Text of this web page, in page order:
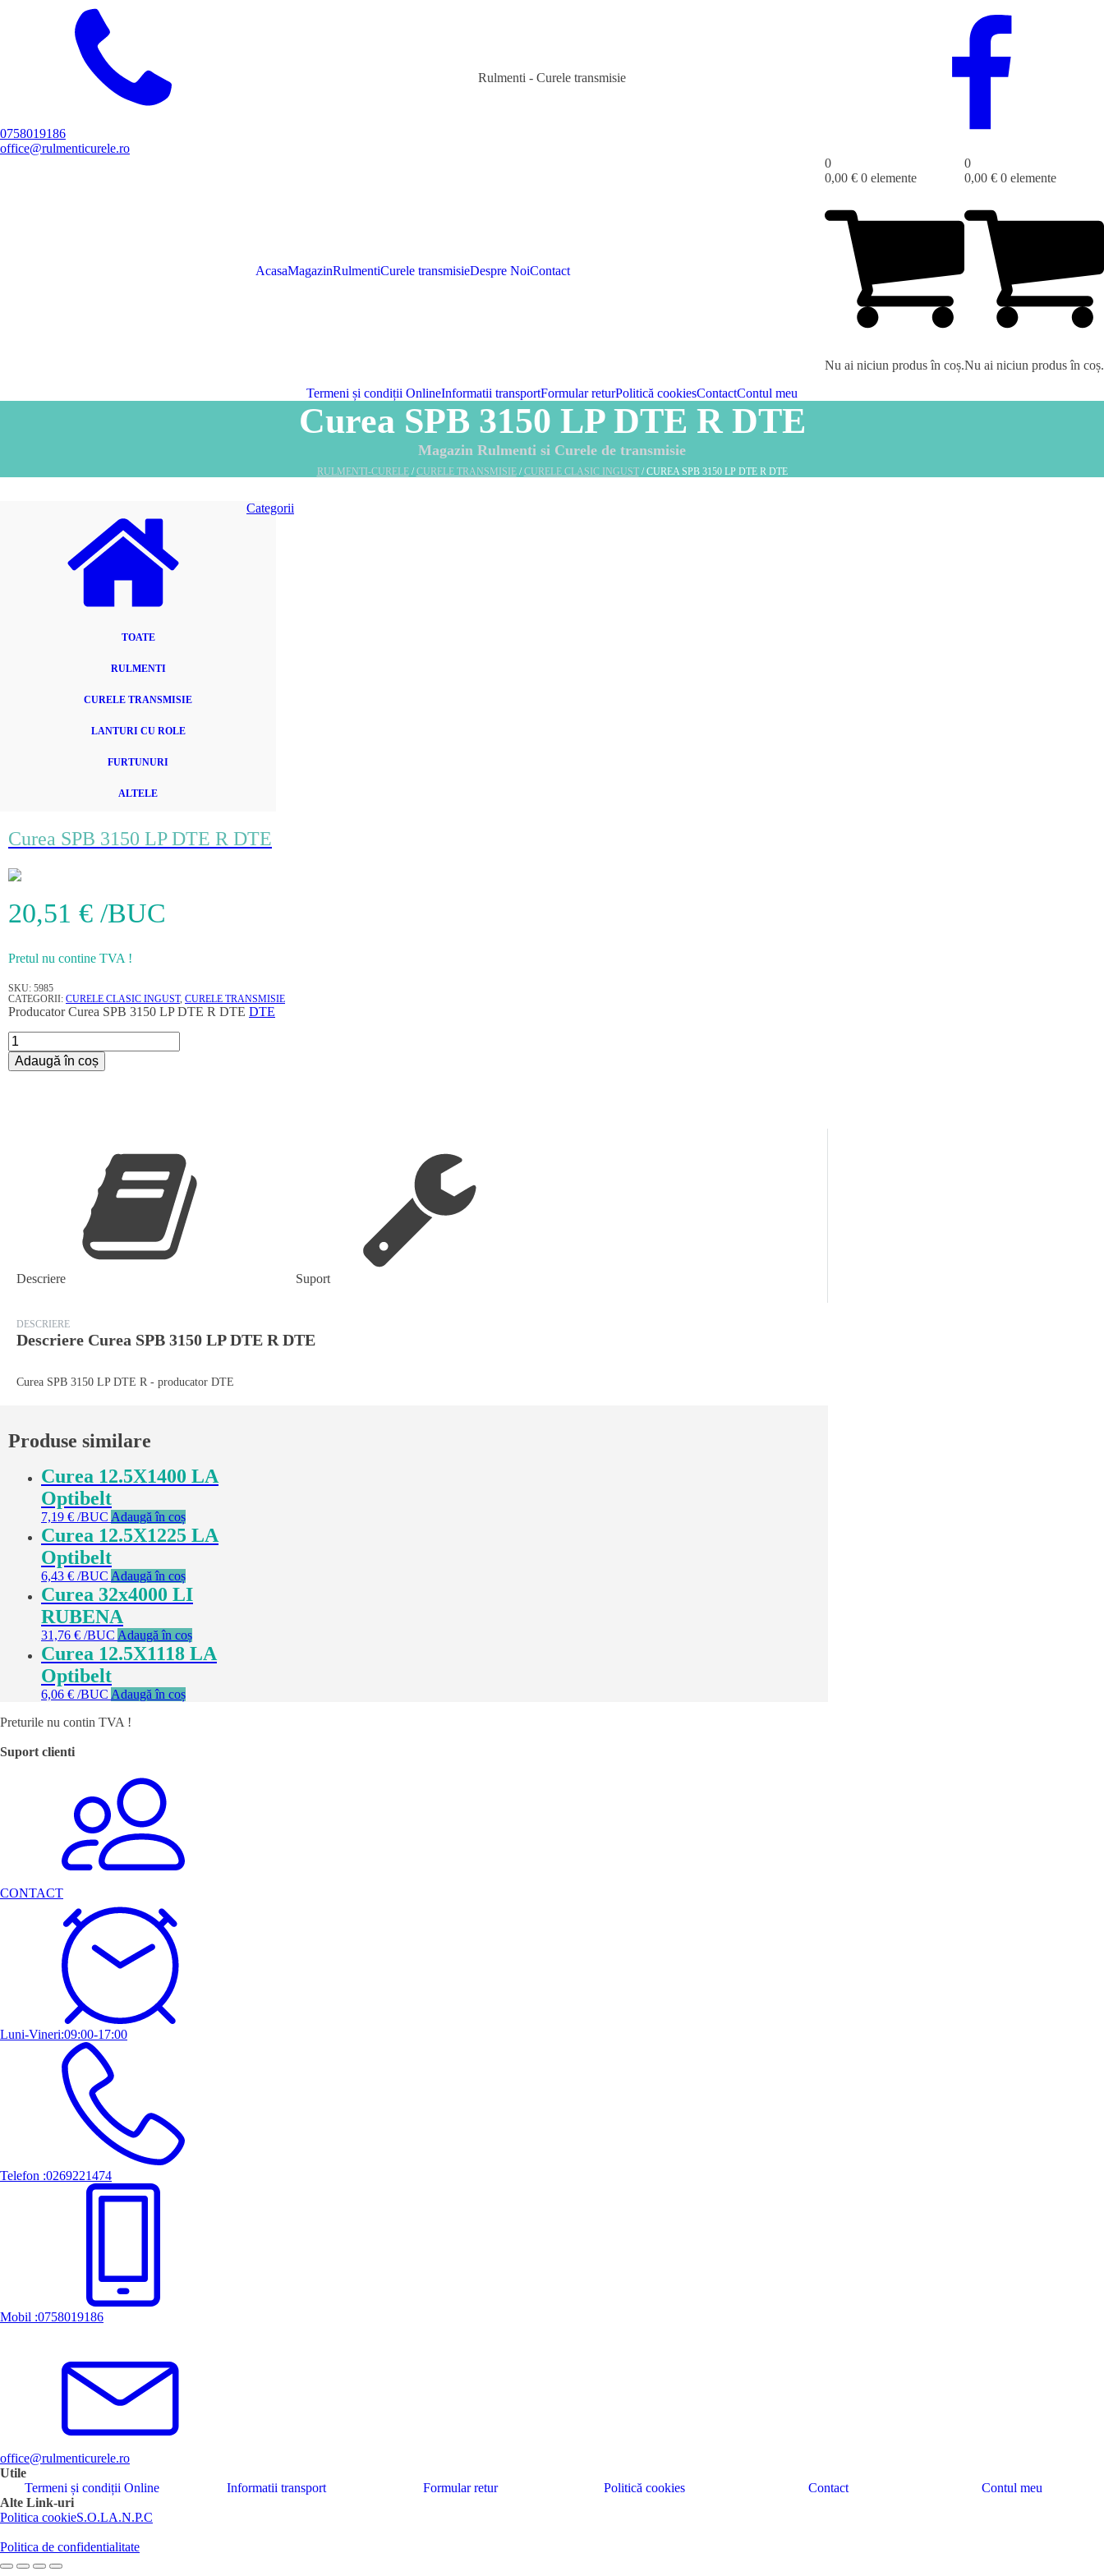
0758019186
office@rulmenticurele.ro
Rulmenti - Curele transmisie
AcasaMagazinRulmentiCurele transmisieDespre NoiContact
0
0,00 € 0 elemente
Nu ai niciun produs în coș.
0
0,00 € 0 elemente
Nu ai niciun produs în coș.
Termeni și condiții OnlineInformatii transportFormular returPolitică cookiesContactContul meu
Curea SPB 3150 LP DTE R DTE
Magazin Rulmenti si Curele de transmisie
RULMENTI-CURELE/CURELE TRANSMISIE/CURELE CLASIC INGUST/ CUREA SPB 3150 LP DTE R DTE
Categorii
TOATE
RULMENTI
CURELE TRANSMISIE
LANTURI CU ROLE
FURTUNURI
ALTELE
Curea SPB 3150 LP DTE R DTE
20,51 € /BUC
Pretul nu contine TVA !
SKU: 5985
CATEGORII: CURELE CLASIC INGUST, CURELE TRANSMISIE
ProducatorCurea SPB 3150 LP DTE R DTE DTE
Cantitate
Curea
SPB
Adaugă în coș
Descriere Suport
DESCRIERE
Descriere Curea SPB 3150 LP DTE R DTE
Curea SPB 3150 LP DTE R - producator DTE
Produse similare
Curea 12.5X1400 LA
Optibelt
7,19 € /BUC Adaugă în coș
Curea 12.5X1225 LA
Optibelt
6,43 € /BUC Adaugă în coș
Curea 32x4000 LI
RUBENA
31,76 € /BUC Adaugă în coș
Curea 12.5X1118 LA
Optibelt
6,06 € /BUC Adaugă în coș
Preturile nu contin TVA !
Suport clienti
CONTACT
Luni-Vineri:09:00-17:00
Telefon :0269221474
Mobil :0758019186
office@rulmenticurele.ro
Utile
Termeni și condiții Online
Informatii transport Formular retur Politică cookies Contact
Contul meu
Alte Link-uri
Politica cookieS.O.LA.N.P.C
Politica de confidentialitate